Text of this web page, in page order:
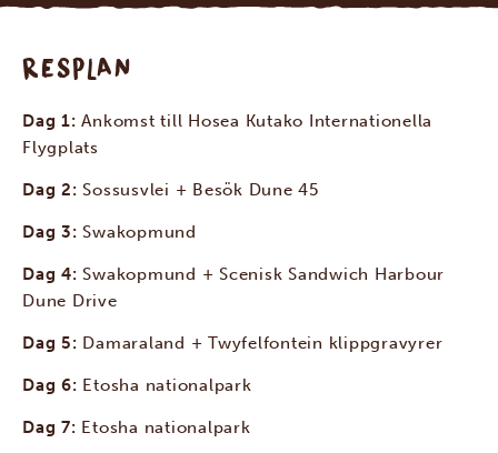
RESPLAN
Dag 1:Ankomst till Hosea Kutako Internationella
Flygplats
Dag 2: Sossusvlei + Besök Dune 45
Dag 3: Swakopmund
Dag 4: Swakopmund + Scenisk Sandwich Harbour
Dune Drive
Dag 5: Damaraland + Twyfelfontein klippgravyrer
Dag 6: Etosha nationalpark
Dag 7: Etosha nationalpark